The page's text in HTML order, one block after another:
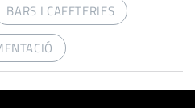
BARS I CAFETERIES